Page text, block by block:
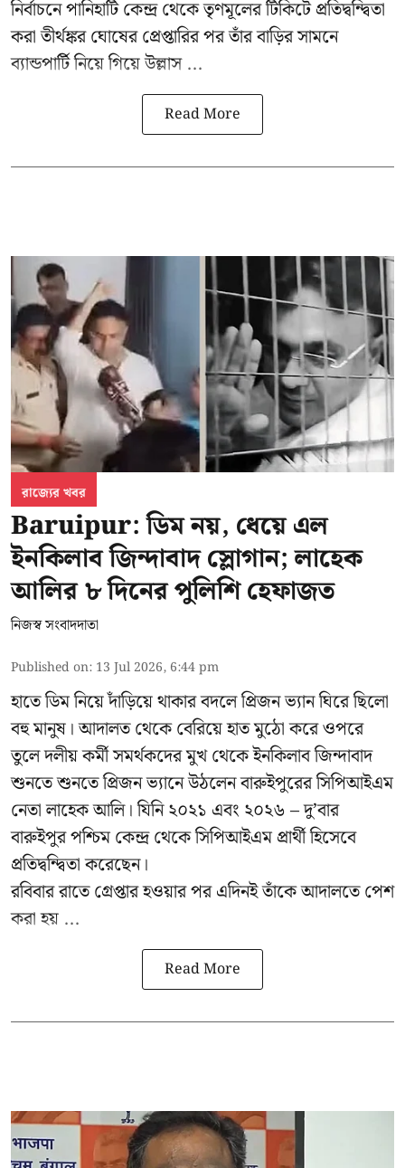
নির্বাচনে পানিহাটি কেন্দ্র থেকে তৃণমূলের টিকিটে প্রতিদ্বন্দ্বিতা
করা তীর্থঙ্কর ঘোষের প্রেপ্তারির পর তাঁর বাড়ির সামনে
ব্যান্ডপার্টি নিয়ে গিয়ে উল্লাস ...
Read More
রাজ্যের খবর
Baruipur: ডিম নয়, ধেয়ে এল
ইনকিলাব জিন্দাবাদ স্লোগান; লাহেক
আলির ৮ দিনের পুলিশি হেফাজত
নিজস্ব সংবাদদাতা
Published on: 13 Jul 2026, 6:44 pm
হাতে ডিম নিয়ে দাঁড়িয়ে থাকার বদলে প্রিজন ভ্যান ঘিরে ছিলো
বহু মানুষ। আদালত থেকে বেরিয়ে হাত মুঠো করে ওপরে
তুলে দলীয় কর্মী সমর্থকদের মুখ থেকে ইনকিলাব জিন্দাবাদ
শুনতে শুনতে প্রিজন ভ্যানে উঠলেন বারুইপুরের সিপিআইএম
নেতা লাহেক আলি। যিনি ২০২১ এবং ২০২৬ – দু’বার
বারুইপুর পশ্চিম কেন্দ্র থেকে সিপিআইএম প্রার্থী হিসেবে
প্রতিদ্বন্দ্বিতা করেছেন।
রবিবার রাতে গ্রেপ্তার হওয়ার পর এদিনই তাঁকে আদালতে পেশ
করা হয় ...
Read More